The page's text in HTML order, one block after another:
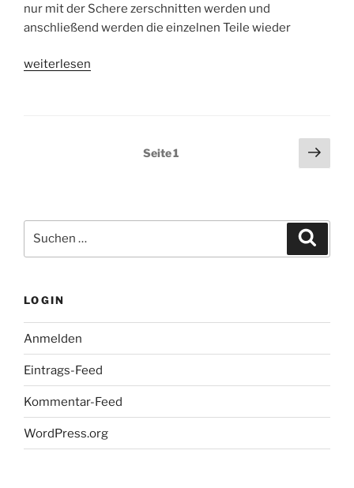
nur mit der Schere zerschnitten werden und
anschließend werden die einzelnen Teile wieder
„gps-
weiterlesen
Seitennummerierung
Seite1
nach:
LOGIN
Anmelden
Eintrags-Feed
Kommentar-Feed
WordPress.org